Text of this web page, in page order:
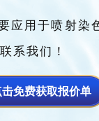
应用于喷射染
系我们！
免费获取报价单